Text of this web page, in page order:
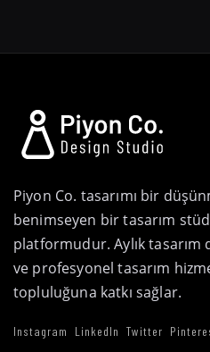
Piyon Co. tasarımı bir
benimseyen bir tasarım
platformudur. Aylık
ve profesyonel tasarım
topluluğuna katkı sağlar.
Instagram LinkedIn Twitter